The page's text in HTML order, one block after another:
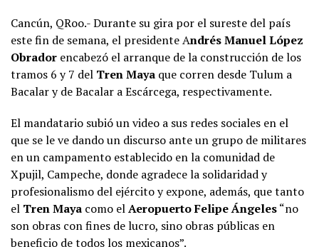
Cancún, QRoo.- Durante su gira por el sureste del país
este fin de semana, el presidente Andrés Manuel López
Obrador encabezó el arranque de la construcción de los
tramos 6 y 7 del Tren Maya que corren desde Tulum a
Bacalar y de Bacalar a Escárcega, respectivamente.
El mandatario subió un video a sus redes sociales en el
que se le ve dando un discurso ante un grupo de militares
en un campamento establecido en la comunidad de
Xpujil, Campeche, donde agradece la solidaridad y
profesionalismo del ejército y expone, además, que tanto
el Tren Maya como elAeropuerto Felipe Ángeles“no
son obras con fines de lucro, sino obras públicas en
beneficio de todos los mexicanos”.